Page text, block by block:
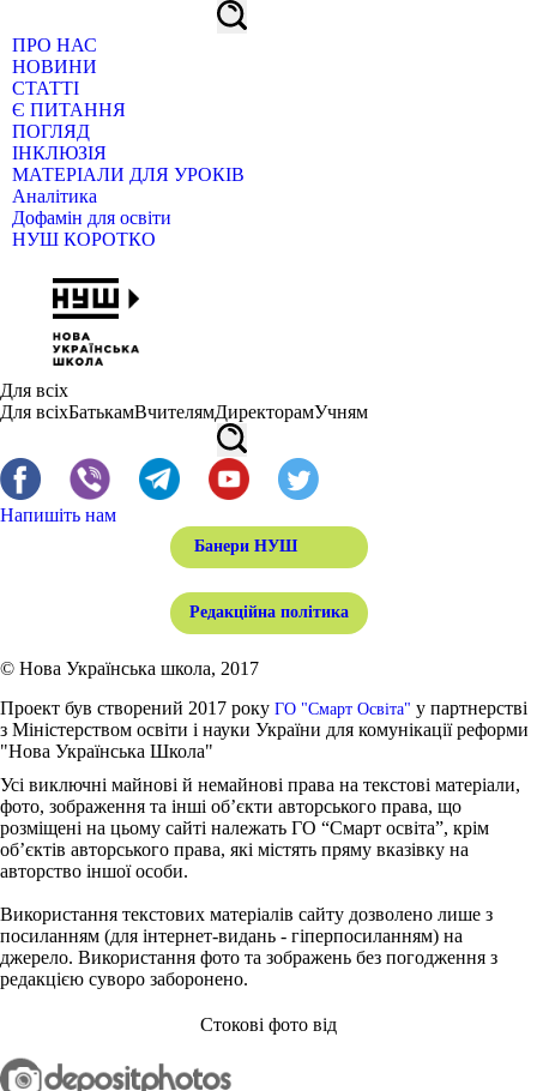
ПРО НАС
НОВИНИ
СТАТТІ
Є ПИТАННЯ
ПОГЛЯД
ІНКЛЮЗІЯ
МАТЕРІАЛИ ДЛЯ УРОКІВ
Аналітика
Дофамін для освіти
НУШ КОРОТКО
Для всіх
Для всіхБатькамВчителямДиректорамУчням
Напишіть нам
Банери НУШ
Редакційна політика
© Нова Українська школа, 2017
Проект був створений 2017 року ГО "Смарт Освіта" у партнерстві
з Міністерством освіти і науки України для комунікації реформи
"Нова Українська Школа"
Усі виключні майнові й немайнові права на текстові матеріали,
фото, зображення та інші об’єкти авторського права, що
розміщені на цьому сайті належать ГО “Смарт освіта”, крім
об’єктів авторського права, які містять пряму вказівку на
авторство іншої особи.
Використання текстових матеріалів сайту дозволено лише з
посиланням (для інтернет-видань - гіперпосиланням) на
джерело. Використання фото та зображень без погодження з
редакцією суворо заборонено.
Стокові фото від